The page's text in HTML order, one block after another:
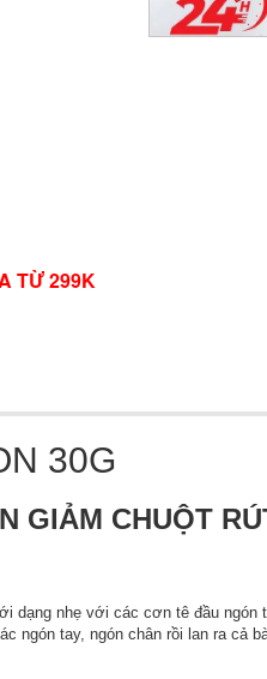
TỪ 299K
30G
GIẢM CHUỘT
dạng nhẹ với các cơn tê đầu
ngón tay, ngón chân rồi lan ra cả